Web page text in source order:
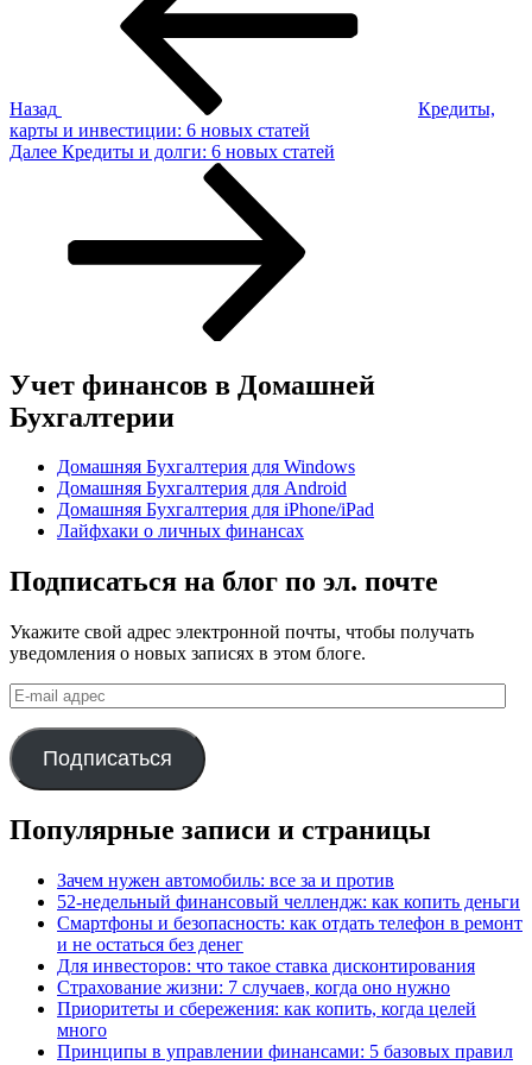
Назад
Кредиты,
карты и инвестиции: 6 новых статей
Следующая
Далее Кредиты и долги: 6 новых статей
Учет финансов в Домашней
Бухгалтерии
Домашняя Бухгалтерия для Windows
Домашняя Бухгалтерия для Android
Домашняя Бухгалтерия для iPhone/iPad
Лайфхаки о личных финансах
Подписаться на блог по эл. почте
Укажите свой адрес электронной почты, чтобы получать
уведомления о новых записях в этом блоге.
E-
mail
адрес
Подписаться
Популярные записи и страницы
Зачем нужен автомобиль: все за и против
52-недельный финансовый челлендж: как копить деньги
Смартфоны и безопасность: как отдать телефон в ремонт
и не остаться без денег
Для инвесторов: что такое ставка дисконтирования
Страхование жизни: 7 случаев, когда оно нужно
Приоритеты и сбережения: как копить, когда целей
много
Принципы в управлении финансами: 5 базовых правил